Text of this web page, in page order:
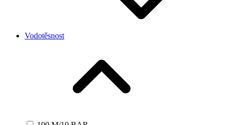
Vodotěsnost